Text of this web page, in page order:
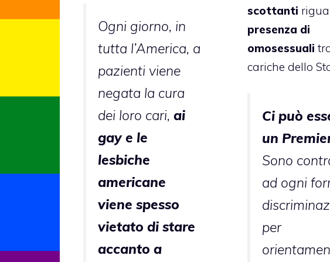
Ogni giorno, in
tutta l’America, a
pazienti viene
negata la cura
dei loro cari, ai
gay e le
lesbiche
americane
viene spesso
vietato di stare
accanto a
scottanti
presenza di
omosessuali
cariche dello
Ci può
un
Sono
ad ogni
per